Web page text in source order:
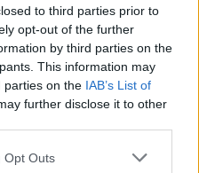
to third parties prior to
opt-out of the further
by third parties on the
This information may
parties on the IAB’s List of
further disclose it to other
uses one or more Google
Opt Outs
A GYÓGYSZEREIKET –
JELENTKEZIK EZ A
FIGYELJ
VAGY A